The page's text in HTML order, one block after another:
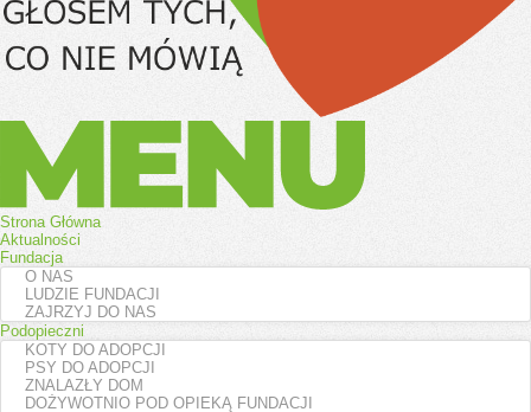
Menu
Strona Główna
Aktualności
Fundacja
O NAS
LUDZIE FUNDACJI
ZAJRZYJ DO NAS
Podopieczni
KOTY DO ADOPCJI
PSY DO ADOPCJI
ZNALAZŁY DOM
DOŻYWOTNIO POD OPIEKĄ FUNDACJI